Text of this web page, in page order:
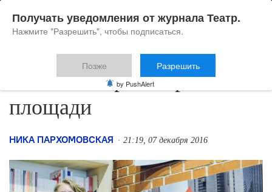
Таймс-сквер: театр на
площади
НИКА ПАРХОМОВСКАЯ 21:19, 07 декабря 2016
Получать уведомления от журнала Театр.
Нажмите "Разрешить", чтобы подписаться.
Позже Разрешить
by PushAlert